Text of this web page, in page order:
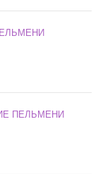
ПЕЛЬМЕНИ